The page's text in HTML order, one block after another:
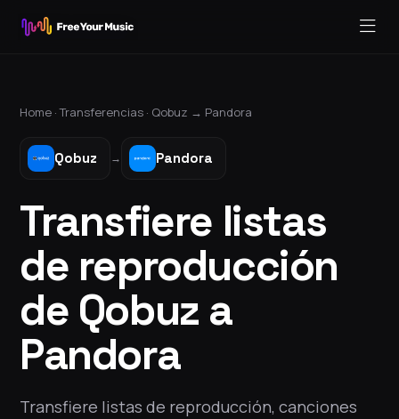
Home ·Transferencias · Qobuz → Pandora
Qobuz → Pandora
Transfiere listas
de reproducción
de Qobuz a
Pandora
Transfiere listas de reproducción, canciones